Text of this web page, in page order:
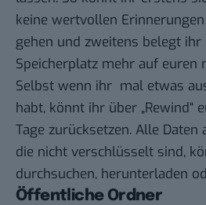
keine wertvollen
gehen und zweitens belegt ihr
Speicherplatz mehr auf euren
Selbst wenn ihr mal etwas
habt, könnt ihr über „Rewind“
Tage zurücksetzen. Alle
die nicht verschlüsselt sind,
durchsuchen, herunterladen
Öffentliche Ordner